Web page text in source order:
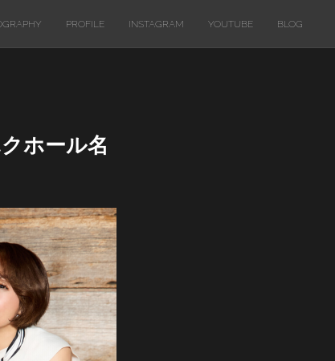
PROFILE INSTAGRAM YOUTUBE BLOG
ホール名